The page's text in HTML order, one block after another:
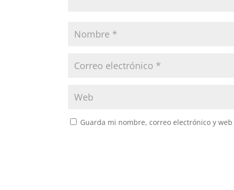
Guarda mi nombre, correo electrónico y